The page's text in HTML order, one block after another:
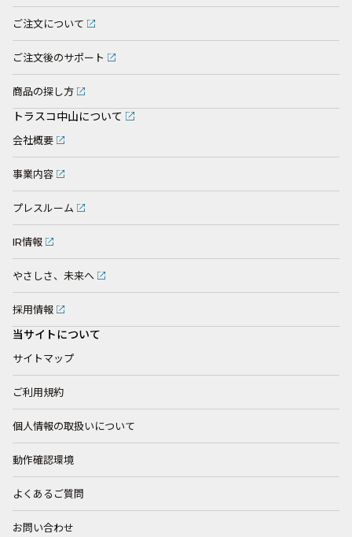
ご注文について
ご注文後のサポート
商品の探し方
トラスコ中山について
会社概要
事業内容
プレスルーム
IR情報
やさしさ、未来へ
採用情報
当サイトについて
サイトマップ
ご利用規約
個人情報の取扱いについて
動作確認環境
よくあるご質問
お問い合わせ